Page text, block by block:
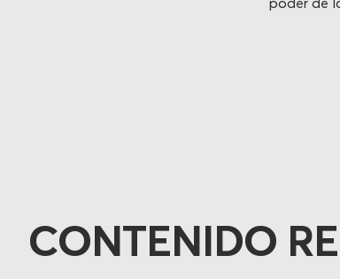
CONTENIDO